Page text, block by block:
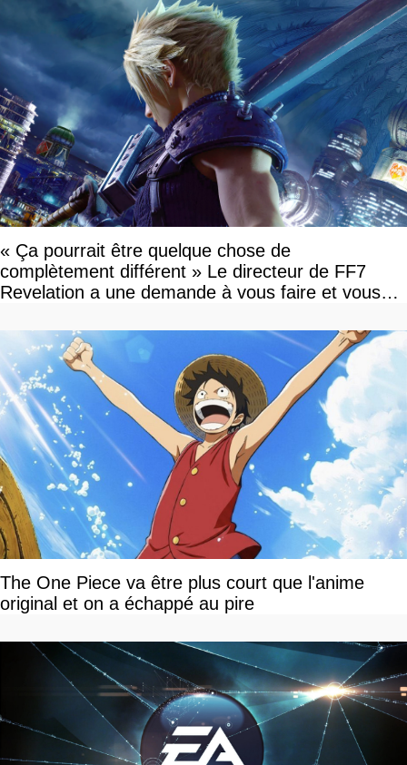
« Ça pourrait être quelque chose de
complètement différent » Le directeur de FF7
Revelation a une demande à vous faire et vous
The One Piece va être plus court que l'anime
original et on a échappé au pire